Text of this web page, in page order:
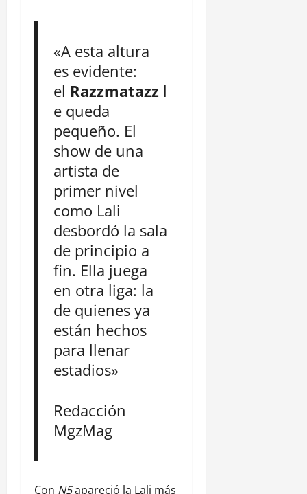
«A esta altura
es evidente:
el Razzmatazz l
e queda
pequeño. El
show de una
artista de
primer nivel
como Lali
desbordó la sala
de principio a
fin. Ella juega
en otra liga: la
de quienes ya
están hechos
para llenar
estadios»
Redacción
MgzMag
Con N5apareció la Lali más